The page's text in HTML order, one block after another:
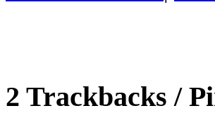
2 Trackbacks /